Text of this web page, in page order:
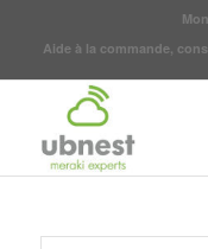
Aide à la commande,